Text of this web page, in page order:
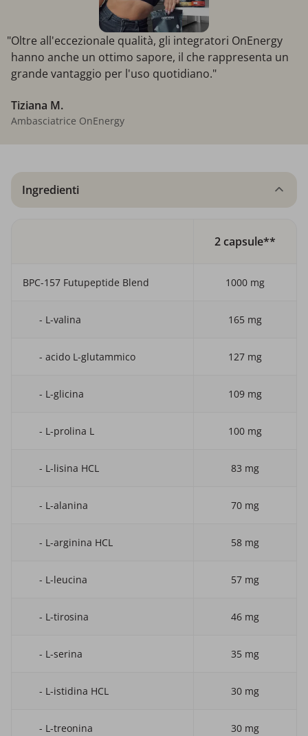
"Oltre all'eccezionale qualità, gli integratori OnEnergy
hanno anche un ottimo sapore, il che rappresenta un
grande vantaggio per l'uso quotidiano."
Tiziana M.
Ambasciatrice OnEnergy
Ingredienti
2 capsule**
BPC-157 Futupeptide Blend 1000 mg
- L-valina 165 mg
- acido L-glutammico 127 mg
- L-glicina 109 mg
- L-prolina L 100 mg
- L-lisina HCL 83 mg
- L-alanina 70 mg
- L-arginina HCL 58 mg
- L-leucina 57 mg
- L-tirosina 46 mg
- L-serina 35 mg
- L-istidina HCL 30 mg
- L-treonina 30 mg